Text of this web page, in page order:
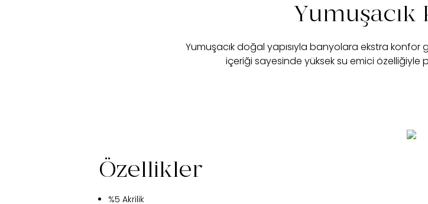
Yumuşacık
Yumuşacık doğal yapısıyla banyolara ekstra konfor
içeriği sayesinde yüksek su emici özelliğiyle
Özellikler
%5 Akrilik